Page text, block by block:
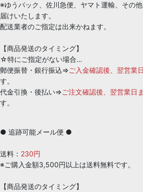
※ゆうパック、佐川急便、ヤマト運輸、その
届けいたします。
配送業者のご指定は出来かねます。
【商品発送のタイミング】
☆特にご指定がない場合…
郵便振替・銀行振込⇒ご入金確認後、翌営業
す。
代金引換・後払い⇒ご注文確認後、翌営業日
す。
● 追跡可能メール便 ●
送料： 230円
※ご購入金額3,500円以上は送料無料です。
【商品発送のタイミング】